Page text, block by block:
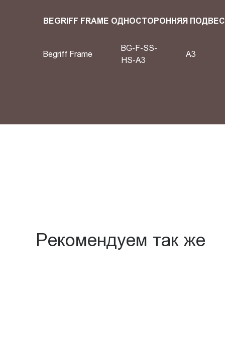
BEGRIFF FRAME ОДНОСТОРОННЯЯ
Begriff Frame
BG-F-SS-
HS-A3
A3
Рекомендуем так же